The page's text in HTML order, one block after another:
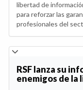
libertad de
para reforzar las
profesionales del
RSF lanza su
enemigos de la